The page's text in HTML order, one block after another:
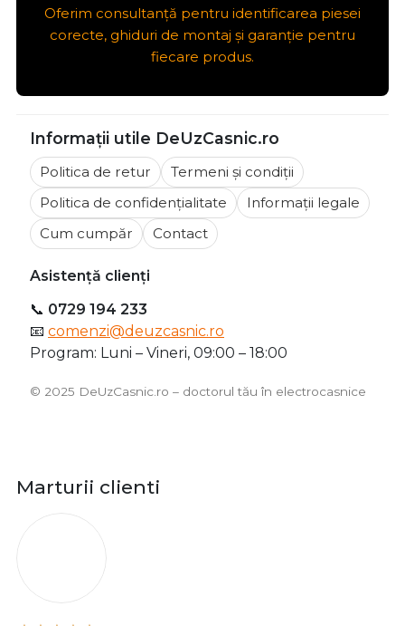
Oferim consultanță pentru identificarea piesei
corecte, ghiduri de montaj și garanție pentru
fiecare produs.
Informații utile DeUzCasnic.ro
Politica de retur
Termeni și condiții
Politica de confidențialitate
Informații legale
Cum cumpăr
Contact
Asistență clienți
📞 0729 194 233
📧 comenzi@deuzcasnic.ro
Program: Luni – Vineri, 09:00 – 18:00
©️ 2025 DeUzCasnic.ro – doctorul tău în electrocasnice
Marturii clienti